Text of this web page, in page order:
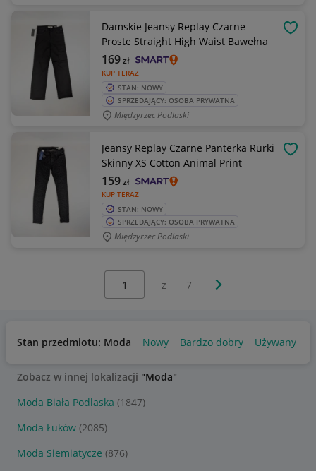
Damskie Jeansy Replay Czarne
Proste Straight High Waist Bawełna
KUP TERAZ
169zł
STAN: NOWY
SPRZEDAJĄCY: OSOBA PRYWATNA
Międzyrzec Podlaski
Jeansy Replay Czarne Panterka Rurki
Skinny XS Cotton Animal Print
KUP TERAZ
159zł
STAN: NOWY
SPRZEDAJĄCY: OSOBA PRYWATNA
Międzyrzec Podlaski
z 7 Następna strona
Stan przedmiotu: Moda Nowy Bardzo dobry Używany
Zobacz w innej lokalizacji "Moda"
Moda Biała Podlaska (1847)
Moda Łuków (2085)
Moda Siemiatycze (876)